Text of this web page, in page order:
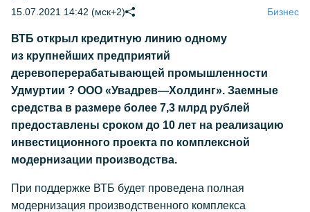
15.07.2021 14:42 (мск+2) Бизнес
ВТБ открыл кредитную линию одному
из крупнейших предприятий
деревоперерабатывающей промышленности
Удмуртии ? ООО «Увадрев—Холдинг». Заемные
средства в размере более 7,3 млрд рублей
предоставлены сроком до 10 лет на реализацию
инвестиционного проекта по комплексной
модернизации производства.
При поддержке ВТБ будет проведена полная
модернизация производственного комплекса